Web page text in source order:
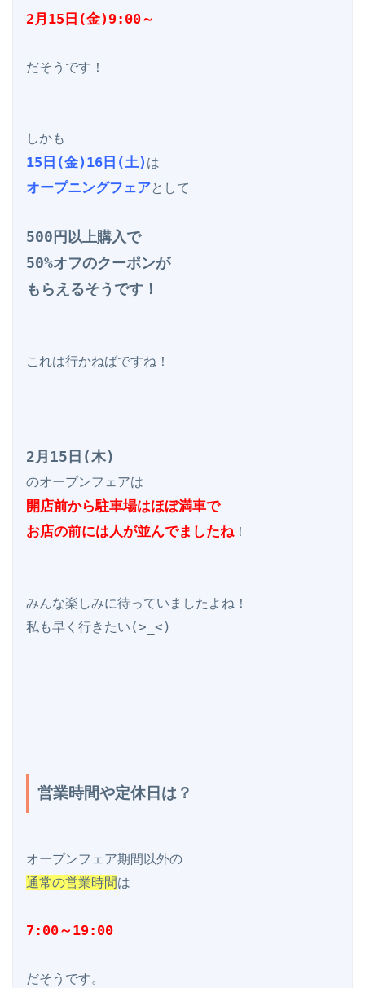
2月15日(金)9:00～
だそうです！
15日(金)16日(土)
オープニングフェアとして
500円以上購入で
50%オフのクーポンが
もらえるそうです！
これは行かねばですね！
2月15日(木)
開店前から駐車場はほぼ満車で
お店の前には人が並んでましたね！
みんな楽しみに待っていましたよね！
私も早く行きたい(>_<)
営業時間や定休日は？
通常の営業時間は
7:00～19:00
だそうです。